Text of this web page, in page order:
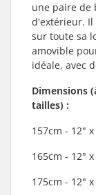
une paire de
d'extérieur. Il
sur toute sa
amovible
idéale, avec
Dimensions
tailles) :
157cm - 12"
165cm - 12"
175cm - 12"